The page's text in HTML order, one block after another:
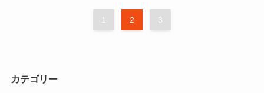
1 2 3
カテゴリー